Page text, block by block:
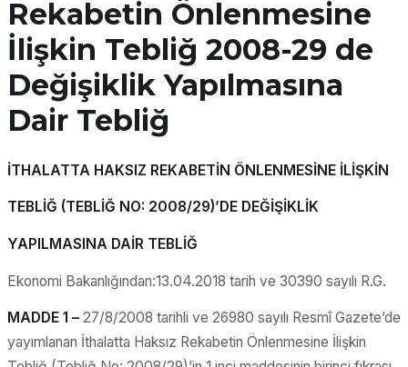
Rekabetin Önlenmesine
İlişkin Tebliğ 2008-29 de
Değişiklik Yapılmasına
Dair Tebliğ
İTHALATTA HAKSIZ REKABETİN ÖNLENMESİNE İLİŞKİN
TEBLİĞ (TEBLİĞ NO: 2008/29)’DE DEĞİŞİKLİK
YAPILMASINA DAİR TEBLİĞ
Ekonomi Bakanlığından:13.04.2018 tarih ve 30390 sayılı R.G.
MADDE 1 – 27/8/2008 tarihli ve 26980 sayılı Resmî Gazete’de
yayımlanan İthalatta Haksız Rekabetin Önlenmesine İlişkin